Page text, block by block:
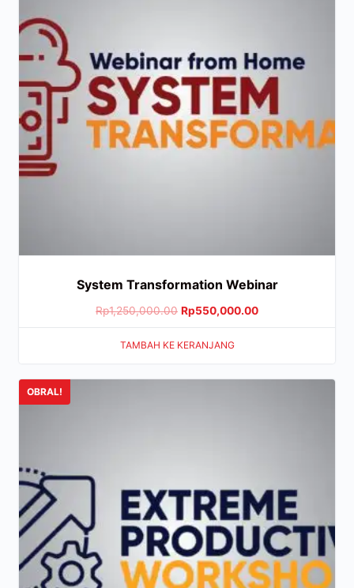
System Transformation Webinar
Rp1,250,000.00 Rp550,000.00
TAMBAH KE KERANJANG
OBRAL!